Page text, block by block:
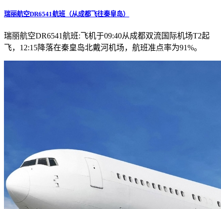
瑞丽航空DR6541航班（从成都飞往秦皇岛）
瑞丽航空DR6541航班:飞机于09:40从成都双流国际机场T2起
飞，12:15降落在秦皇岛北戴河机场，航班准点率为91%。